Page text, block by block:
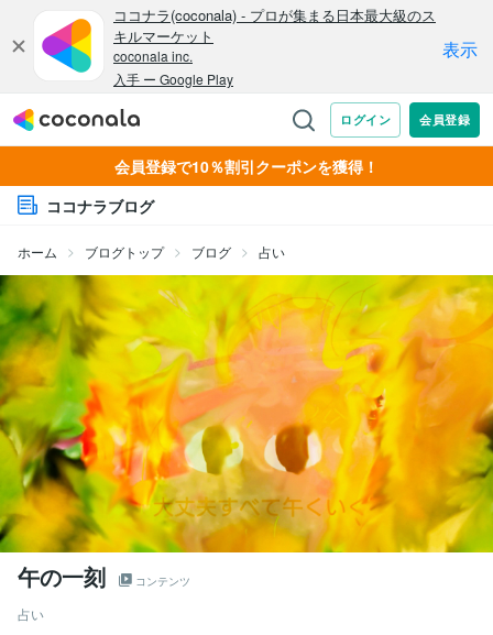
会員登録で10％割引クーポンを獲得！
ココナラブログ
ホーム ブログトップ ブログ 占い
午の一刻 コンテンツ
占い